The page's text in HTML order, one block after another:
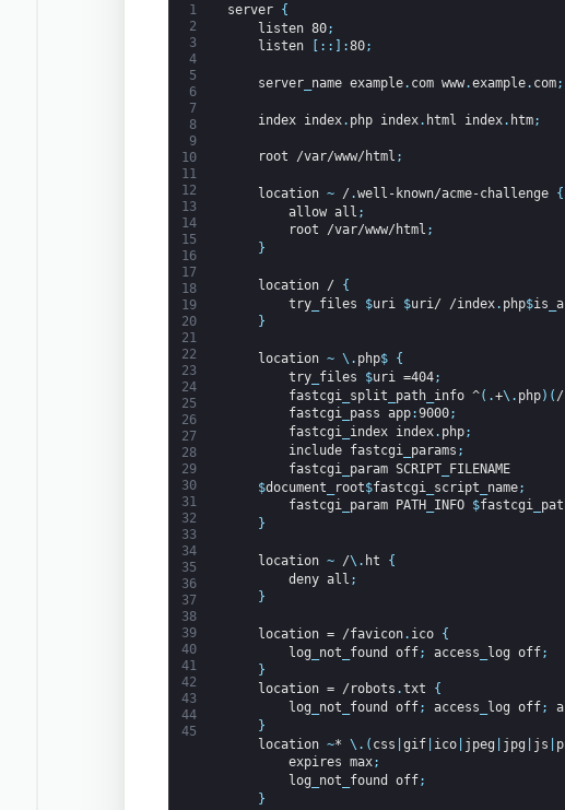
1
2
3
4
5
6
7
8
9
10
11
12
13
14
15
16
17
18
19
20
21
22
23
24
25
26
27
28
29
30
31
32
33
34
35
36
37
38
39
40
41
42
43
44
45
server {
listen 80;
listen
: : :80;
server_ name example. com www.example. com;
index index. php index. html index. htm;
root /var/www/html ;
location ~ / .well-known/acme-challenge {
allow all ;
root
/var/www/html ;
}
location /
{
try_ files $uri $uri/ /index. php$is
}
location ~ \ . php$ {
try_ files $uri =404;
fastcgi
split path_ info ^( .+\ . php) ( /
fastcgi_ pass app:9000;
fastcgi_ index index. php;
include fastcgi_ params ;
fastcgi
param SCRIPT_ FILENAME
$document root$fastcgi script name;
fastcgi_ param PATH INFO $fastcgi_
}
location ~ /\ . ht
{
deny all ;
}
location = /favicon. ico {
log
not found off; access log off;
}
location = /robots .txt
{
log
not found off; access log off;
}
location ~* \ . ( css gif| ico| jpeg jpg js
expires max;
log
not found off;
}